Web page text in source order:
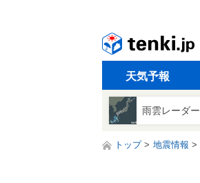
天気予報
雨雲レーダー
トップ 地震情報